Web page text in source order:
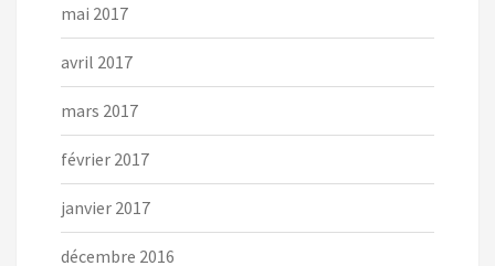
mai 2017
avril 2017
mars 2017
février 2017
janvier 2017
décembre 2016